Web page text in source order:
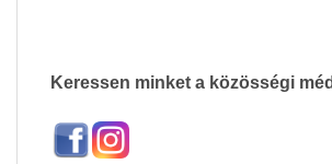
Keressen minket a közösségi